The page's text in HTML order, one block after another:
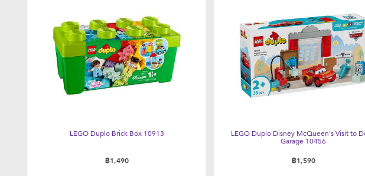
LEGO Duplo Brick Box 10913
฿1,490
LEGO Duplo Disney McQueen's Visit to
Garage 10456
฿1,590